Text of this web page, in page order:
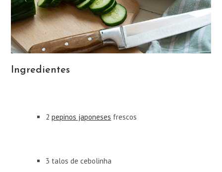
Ingredientes
2pepinos japoneses frescos
3 talos de cebolinha